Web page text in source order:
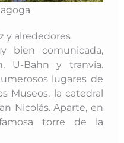
y alrededores
bien comunicada,
U-Bahn y tranvía.
lugares de
Museos, la catedral
Nicolás. Aparte, en
torre de la